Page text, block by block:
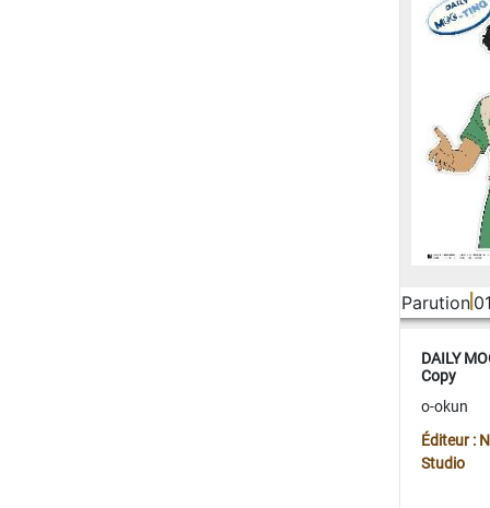
Parution
DAILY
Copy
o-okun
Éditeur :
Studio